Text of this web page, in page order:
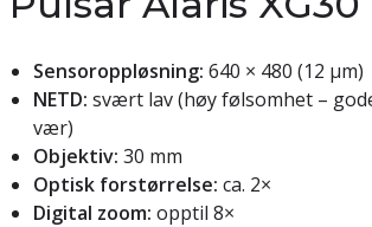
Sensoroppløsning: 640 × 480 (12 μm)
NETD: svært lav (høy følsomhet –
vær)
Objektiv: 30 mm
Optisk forstørrelse: ca. 2×
Digital zoom: opptil 8×